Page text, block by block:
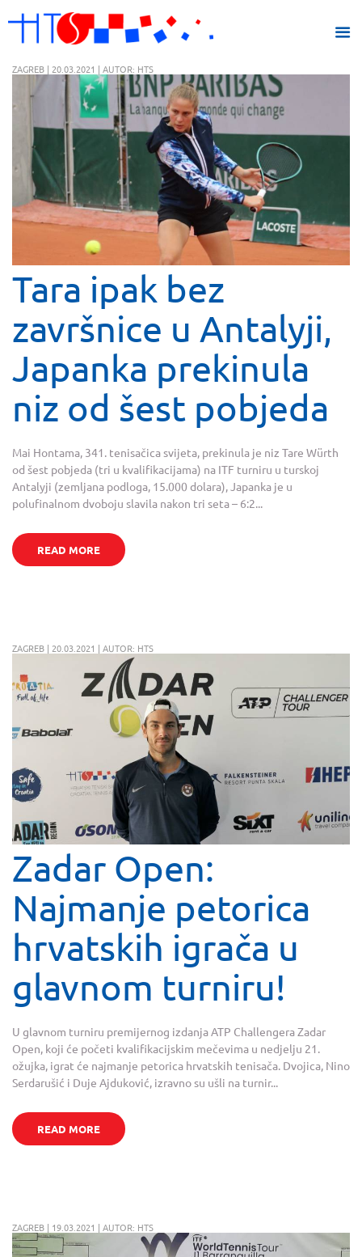
ZAGREB | 20.03.2021 | AUTOR: HTS
Tara ipak bez
završnice u Antalyji,
Japanka prekinula
niz od šest pobjeda
Mai Hontama, 341. tenisačica svijeta, prekinula je niz Tare Würth
od šest pobjeda (tri u kvalifikacijama) na ITF turniru u turskoj
Antalyji (zemljana podloga, 15.000 dolara), Japanka je u
polufinalnom dvoboju slavila nakon tri seta – 6:2...
READ MORE
ZAGREB | 20.03.2021 | AUTOR: HTS
Zadar Open:
Najmanje petorica
hrvatskih igrača u
glavnom turniru!
U glavnom turniru premijernog izdanja ATP Challengera Zadar
Open, koji će početi kvalifikacijskim mečevima u nedjelju 21.
ožujka, igrat će najmanje petorica hrvatskih tenisača. Dvojica, Nino
Serdarušić i Duje Ajduković, izravno su ušli na turnir...
READ MORE
ZAGREB | 19.03.2021 | AUTOR: HTS